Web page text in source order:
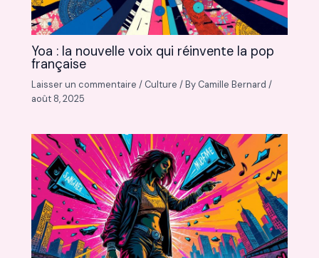
Yoa : la nouvelle voix qui réinvente la pop
française
Laisser un commentaire / Culture / By Camille Bernard/
août 8, 2025